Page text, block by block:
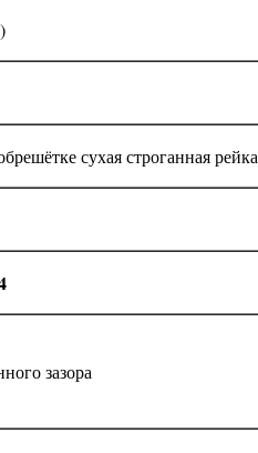
сухая строганная рейка
зазора